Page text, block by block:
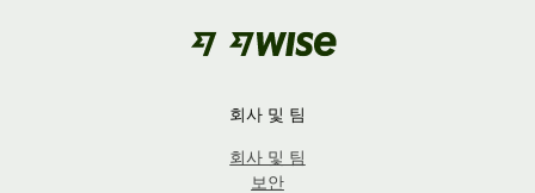
회사 및 팀
회사 및 팀
보안